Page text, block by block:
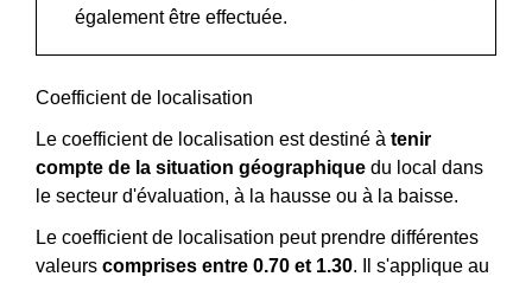
également être effectuée.
Coefficient de localisation
Le coefficient de localisation est destiné à tenir
compte de la situation géographique du local dans
le secteur d'évaluation, à la hausse ou à la baisse.
Le coefficient de localisation peut prendre différentes
valeurs comprises entre 0.70 et 1.30. Il s'applique au